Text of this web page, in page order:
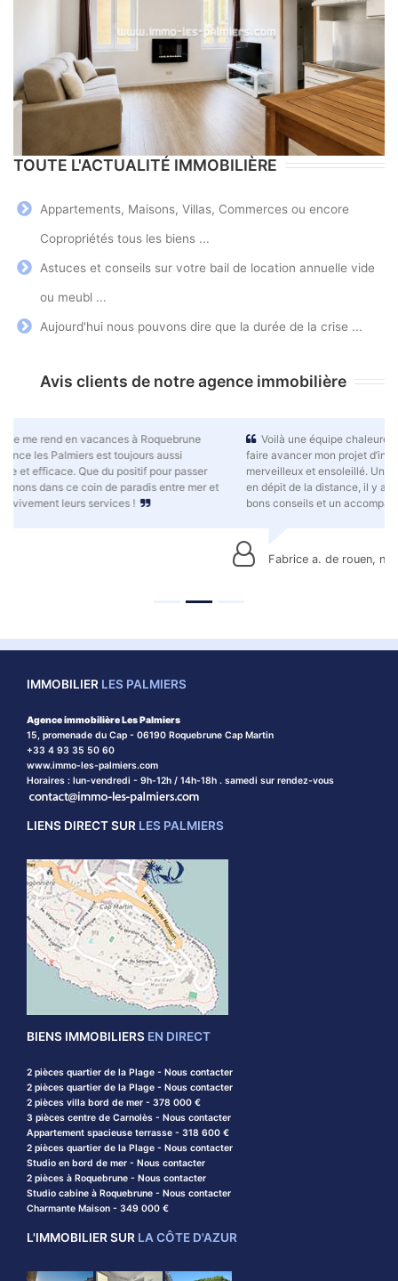
TOUTE L'ACTUALITÉ IMMOBILIÈRE
Appartements, Maisons, Villas, Commerces ou encore
Copropriétés tous les biens ...
Astuces et conseils sur votre bail de location annuelle vide
ou meubl ...
Aujourd'hui nous pouvons dire que la durée de la crise ...
Avis clients de notre agence immobilière
Voilà une équipe chaleureuse qui ne ménage pas ses efforts pour
faire avancer mon projet d’investissement immobilier dans ce cadre
merveilleux et ensoleillé. Une relation de confiance s’est instaurée et,
en dépit de la distance, il y a une véritable écoute de mes besoins, de
bons conseils et un accompagnement sans faille. Très satisfait.
IMMOBILIER LES PALMIERS
Agence immobilière Les Palmiers
15, promenade du Cap - 06190 Roquebrune Cap Martin
+33 4 93 35 50 60
www.immo-les-palmiers.com
Horaires : lun-vendredi - 9h-12h / 14h-18h . samedi sur rendez-vous
LIENS DIRECT SUR LES PALMIERS
BIENS IMMOBILIERS EN DIRECT
2 pièces quartier de la Plage - Nous contacter
2 pièces quartier de la Plage - Nous contacter
2 pièces villa bord de mer - 378 000 €
3 pièces centre de Carnolès - Nous contacter
Appartement spacieuse terrasse - 318 600 €
2 pièces quartier de la Plage - Nous contacter
Studio en bord de mer - Nous contacter
2 pièces à Roquebrune - Nous contacter
Studio cabine à Roquebrune - Nous contacter
Charmante Maison - 349 000 €
L'IMMOBILIER SUR LA CÔTE D'AZUR